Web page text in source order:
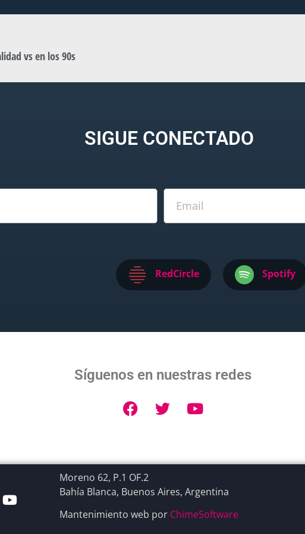
vs en los 90s
SIGUE CONECTADO
RedCircle Spotify
Síguenos en nuestras redes
Moreno 62, P.1 OF.2
Bahía Blanca, Buenos Aires, Argentina
Mantenimiento web por ChimeSoftware